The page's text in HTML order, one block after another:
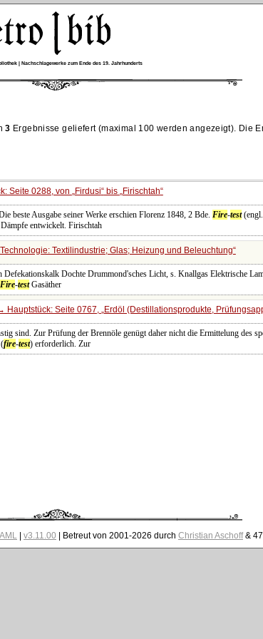
| Nachschlagewerke zum Ende des 19. Jahrhunderts
3 Ergebnisse geliefert (maximal 100 werden angezeigt). Die
Seite 0288, von Firdusi bis Firischtah
beste Ausgabe seiner Werke erschien Florenz 1848, 2 Bde.Fire-test
entwickelt. Firischtah
Technologie: Textilindustrie; Glas; Heizung und Beleuchtung
Defekationskalk Dochte Drummond'sches Licht, s. Knallgas Elektrische
Fire-testGasäther
Hauptstück: Seite 0767, Erdöl (Destillationsprodukte,
sind. Zur Prüfung der Brennöle genügt daher nicht die Ermittelung des
fire-test) erforderlich. Zur
| v3.11.00 | Betreut von 2001-2026 durch Christian Aschoff& 47